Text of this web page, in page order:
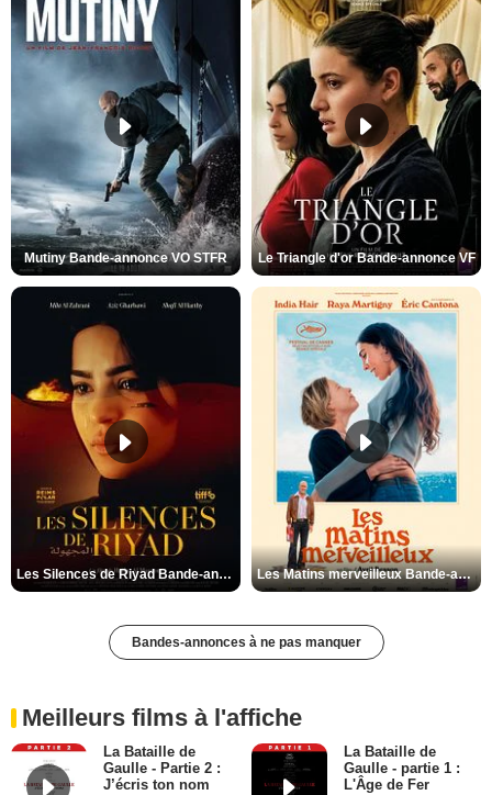
Mutiny Bande-annonce VO STFR Le Triangle d'or Bande-annonce VF
Les Silences de Riyad Bande-annonce VO STFR Les Matins merveilleux Bande-annonce VF
Bandes-annonces à ne pas manquer
Meilleurs films à l'affiche
La Bataille de
Gaulle - Partie 2 :
J’écris ton nom
La Bataille de
Gaulle - partie 1 :
L'Âge de Fer